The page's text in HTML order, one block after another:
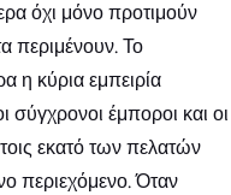
όχι μόνο προτιμούν
περιμένουν. Το
η κύρια εμπειρία
σύγχρονοι έμποροι και οι
τοις εκατό των πελατών
περιεχόμενο. Όταν